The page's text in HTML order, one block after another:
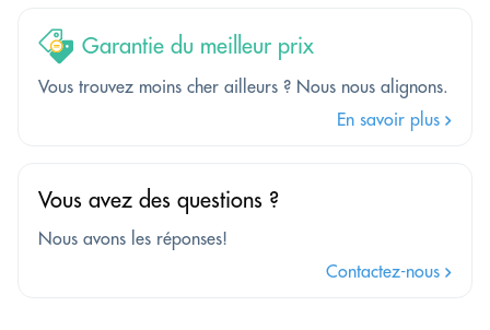
Garantie du meilleur prix
Vous trouvez moins cher ailleurs ? Nous nous alignons.
En savoir plus
Vous avez des questions ?
Nous avons les réponses!
Contactez-nous